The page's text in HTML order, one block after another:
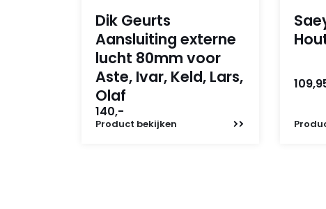
Dik Geurts
Aansluiting externe
lucht 80mm voor
Aste, Ivar, Keld, Lars,
Olaf
140,-
Product bekijken